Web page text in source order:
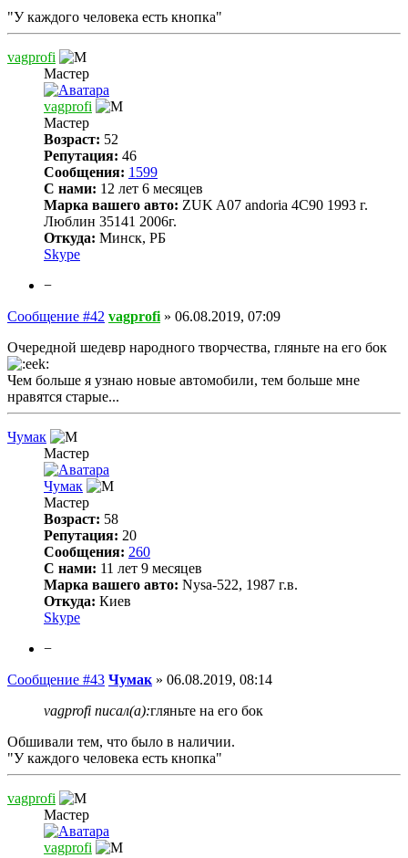
"У каждого человека есть кнопка"
vagprofi
Мастер
vagprofi
Мастер
Возраст: 52
Репутация: 46
Сообщения: 1599
С нами: 12 лет 6 месяцев
Марка вашего авто: ZUK A07 andoria 4C90 1993 г.
Люблин 35141 2006г.
Откуда: Минск, РБ
Skype
−
Сообщение #42 vagprofi » 06.08.2019, 07:09
Очередной шедевр народного творчества, гляньте на его бок
Чем больше я узнаю новые автомобили, тем больше мне
нравятся старые...
Чумак
Мастер
Чумак
Мастер
Возраст: 58
Репутация: 20
Сообщения: 260
С нами: 11 лет 9 месяцев
Марка вашего авто: Nysa-522, 1987 г.в.
Откуда: Киев
Skype
−
Сообщение #43 Чумак » 06.08.2019, 08:14
vagprofi писал(а):гляньте на его бок
Обшивали тем, что было в наличии.
"У каждого человека есть кнопка"
vagprofi
Мастер
vagprofi